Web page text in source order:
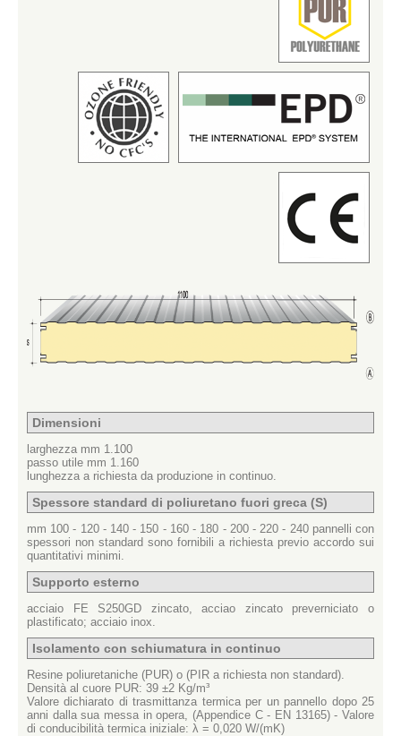
Dimensioni
larghezza mm 1.100
passo utile mm 1.160
lunghezza a richiesta da produzione in continuo.
Spessore standard di poliuretano fuori greca (S)
mm 100 - 120 - 140 - 150 - 160 - 180 - 200 - 220 - 240 pannelli con
spessori non standard sono fornibili a richiesta previo accordo sui
quantitativi minimi.
Supporto esterno
acciaio FE S250GD zincato, acciao zincato preverniciato o
plastificato; acciaio inox.
Isolamento con schiumatura in continuo
Resine poliuretaniche (PUR) o (PIR a richiesta non standard).
Densità al cuore PUR: 39 ±2 Kg/m³
Valore dichiarato di trasmittanza termica per un pannello dopo 25
anni dalla sua messa in opera, (Appendice C - EN 13165) - Valore
di conducibilità termica iniziale: λ = 0,020 W/(mK)